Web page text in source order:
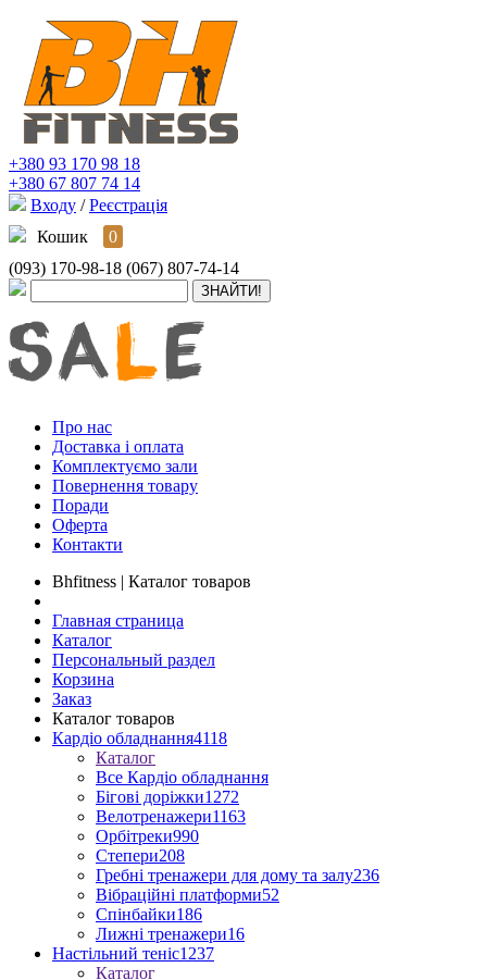
+380 93 170 98 18
+380 67 807 74 14
Входу / Реєстрація
Кошик
0
(093) 170-98-18 (067) 807-74-14
Про нас
Доставка і оплата
Комплектуємо зали
Повернення товару
Поради
Оферта
Контакти
Bhfitness | Каталог товаров
Главная страница
Каталог
Персональный раздел
Корзина
Заказ
Каталог товаров
Кардіо обладнання4118
Каталог
Все Кардіо обладнання
Бігові доріжки1272
Велотренажери1163
Орбітреки990
Степери208
Гребні тренажери для дому та залу236
Вібраційні платформи52
Спінбайки186
Лижні тренажери16
Настільний теніс1237
Каталог